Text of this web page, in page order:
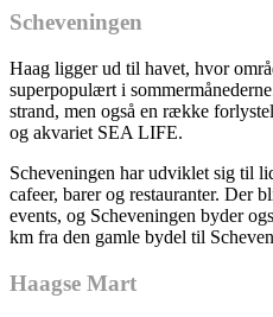
Scheveningen
Haag ligger ud til havet, hvor
superpopulært i
strand, men også en række
og akvariet SEA LIFE.
Scheveningen har udviklet sig til
cafeer, barer og restauranter. Der
events, og Scheveningen byder
km fra den gamle bydel til
Haagse Mart